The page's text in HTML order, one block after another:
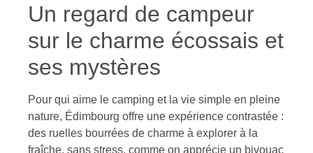
Un regard de campeur
sur le charme écossais et
ses mystères
Pour qui aime le camping et la vie simple en pleine
nature, Édimbourg offre une expérience contrastée :
des ruelles bourrées de charme à explorer à la
fraîche, sans stress, comme on apprécie un bivouac